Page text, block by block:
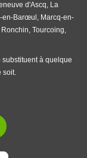
d'Ascq, La
en-Barœul, Marcq-en-
Tourcoing,
à quelque
soit.